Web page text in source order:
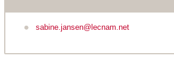
sabine.jansen@lecnam.net